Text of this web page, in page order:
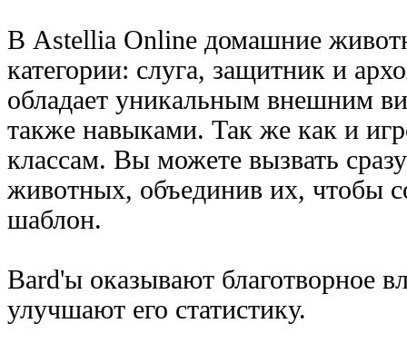
В Astellia Online домашние
категории: слуга, защитник и
обладает уникальным внешним
также навыками. Так же как и
классам. Вы можете вызвать
животных, объединив их, чтобы
шаблон.
Bard'ы оказывают благотворное
улучшают его статистику.